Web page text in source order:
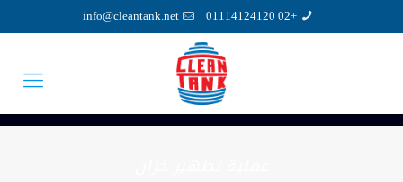
+02 01114124120
info@cleantank.net